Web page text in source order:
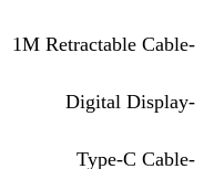
-1M Retractable Cable
-Digital Display
-Type-C Cable